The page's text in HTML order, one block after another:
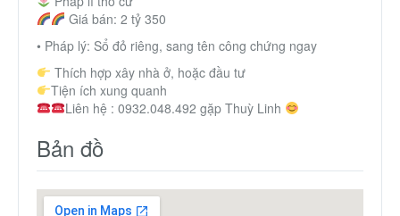
Giá bán: 2 tỷ 350
• Pháp lý: Sổ đỏ riêng, sang tên công chứng ngay
Thích hợp xây nhà ở, hoặc đầu tư
Tiện ích xung quanh
Liên hệ : 0932.048.492 gặp Thuỳ Linh
Bản đồ